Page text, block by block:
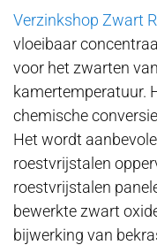
Verzinkshop Zwart
vloeibaar
voor het zwarten
kamertemperatuur.
chemische
Het wordt
roestvrijstalen
roestvrijstalen
bewerkte zwart
bijwerking van